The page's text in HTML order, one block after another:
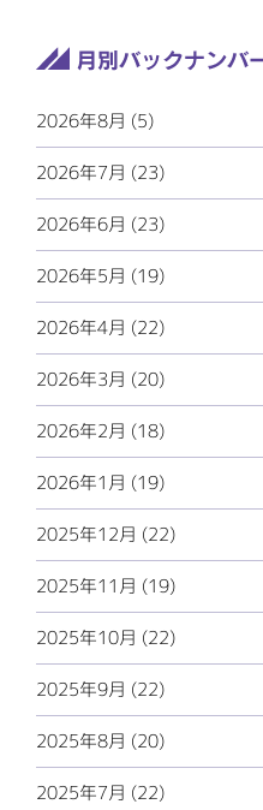
2026年8月 (5)
2026年7月 (23)
2026年6月 (23)
2026年5月 (19)
2026年4月 (22)
2026年3月 (20)
2026年2月 (18)
2026年1月 (19)
2025年12月 (22)
2025年11月 (19)
2025年10月 (22)
2025年9月 (22)
2025年8月 (20)
2025年7月 (22)